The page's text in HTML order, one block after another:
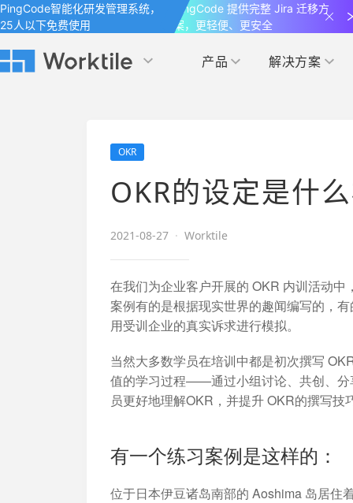
PingCode智能化研发管理系统，
25人以下免费使用
PingCode 提供完整 Jira 迁移方
案，更轻便、更安全
产品
以项目化的方式管理企业任务 国内率先覆盖 OKR
专注于工作场景的即时通讯工具
Worktile 旗下智能化研发管理工具 解决方案
IT研发与运维
人事行政
Worktile 旗下智能化研发管理工具
全面了解 Worktile 的使用方法和技巧
地 OKR、敏捷研发等先进理念
加入开放平台，打造更好的开放平台
发现最新的产品
解洞察
生态联盟计划
与 Worktile 联合
体系
Worktile 旗下智能化研发管理工具
OKR
OKR的设定是什
2021-08-27 · Worktile
在我们为企业客户开展的 OKR 内训活动中
案例有的是根据现实世界的趣闻编写的，
用受训企业的真实诉求进行模拟。
当然大多数学员在培训中都是初次撰写
值的学习过程——通过小组讨论、共创、分
员更好地理解OKR，并提升 OKR的撰写技
有一个练习案例是这样的：
位于日本伊豆诸岛南部的 Aoshima 岛居住